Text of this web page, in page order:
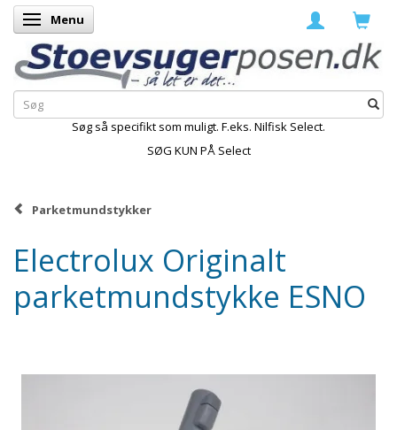
Skifte navigation
Menu
Søg så specifikt som muligt. F.eks. Nilfisk Select.
SØG KUN PÅ Select
Parketmundstykker
Electrolux Originalt
parketmundstykke ESNO